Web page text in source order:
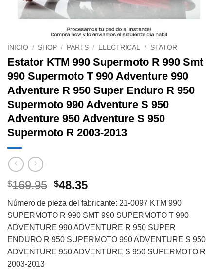
INICIO / SHOP / PARTS / ELECTRICAL / STATOR
Estator KTM 990 Supermoto R 990 Smt
990 Supermoto T 990 Adventure 990
Adventure R 950 Super Enduro R 950
Supermoto 990 Adventure S 950
Adventure 950 Adventure S 950
Supermoto R 2003-2013
$169.95 Original
price
was:
$169.95.
$48.35Current
price
is:
$48.35.
Número de pieza del fabricante: 21-0097 KTM 990
SUPERMOTO R 990 SMT 990 SUPERMOTO T 990
ADVENTURE 990 ADVENTURE R 950 SUPER
ENDURO R 950 SUPERMOTO 990 ADVENTURE S 950
ADVENTURE 950 ADVENTURE S 950 SUPERMOTO R
2003-2013